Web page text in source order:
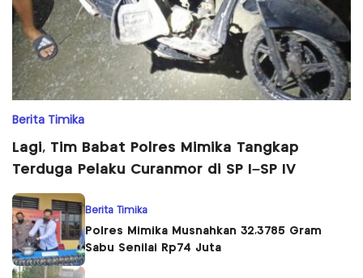
Berita Timika
Lagi, Tim Babat Polres Mimika Tangkap
Terduga Pelaku Curanmor di SP I–SP IV
Berita Timika
Polres Mimika Musnahkan 32,3785 Gram
Sabu Senilai Rp74 Juta